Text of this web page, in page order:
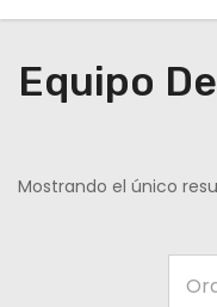
Equipo
Mostrando el único